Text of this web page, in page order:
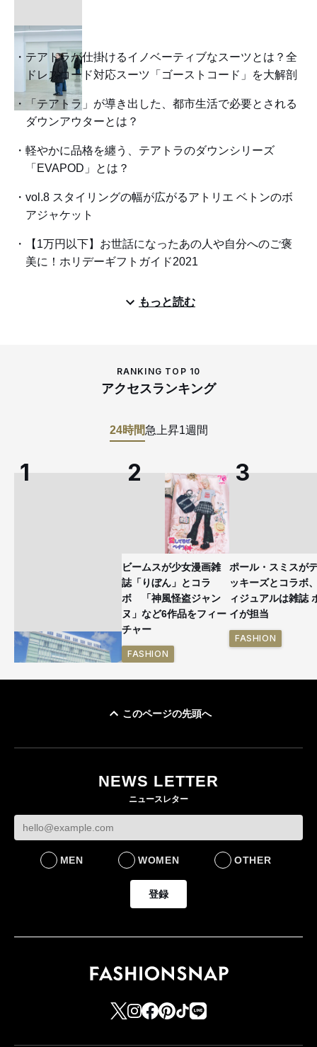
テアトラが仕掛けるイノベーティブなスーツとは？全
ドレスコード対応スーツ「ゴーストコード」を大解剖
「テアトラ」が導き出した、都市生活で必要とされる
ダウンアウターとは？
軽やかに品格を纏う、テアトラのダウンシリーズ
「EVAPOD」とは？
vol.8 スタイリングの幅が広がるアトリエ ベトンのボ
アジャケット
【1万円以下】お世話になったあの人や自分へのご褒
美に！ホリデーギフトガイド2021
もっと読む
RANKING TOP 10
アクセスランキング
24時間急上昇1週間
ビームスが少女漫画雑
誌「りぼん」とコラ
ボ 「神風怪盗ジャン
ヌ」など6作品をフィー
チャー
FASHION
ポール・スミスが
ッキーズとコラボ
ィジュアルは雑誌
イが担当
FASHION
このページの先頭へ
NEWS LETTER
ニュースレター
MEN WOMEN OTHER
登録